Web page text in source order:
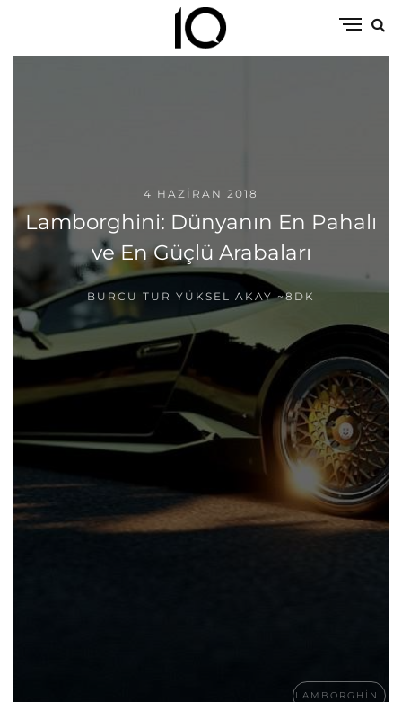
4 HAZIRAN 2018
Lamborghini: Dünyanın En Pahalı
ve En Güçlü Arabaları
BURCU TUR YÜKSEL AKAY ~8DK
LAMBORGHINI